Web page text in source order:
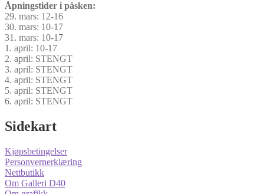
Åpningstider i påsken:
29. mars: 12-16
30. mars: 10-17
31. mars: 10-17
1. april: 10-17
2. april: STENGT
3. april: STENGT
4. april: STENGT
5. april: STENGT
6. april: STENGT
Sidekart
Kjøpsbetingelser
Personvernerklæring
Nettbutikk
Om Galleri D40